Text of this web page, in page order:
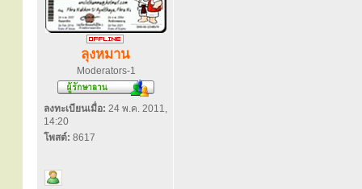
ลุงหมาน
Moderators-1
ลงทะเบียนเมื่อ: 24 พ.ค. 2011,
14:20
โพสต์: 8617